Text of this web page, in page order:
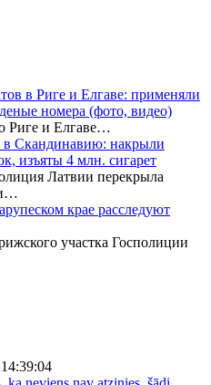
в Риге и Елгаве: применяли
номера (фото, видео)
Риге и Елгаве…
Скандинавию: накрыли
изъяты 4 млн. сигарет
Латвии перекрыла
крае расследуют
участка Госполиции